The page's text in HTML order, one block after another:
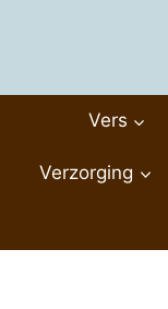
Vers
Verzorging